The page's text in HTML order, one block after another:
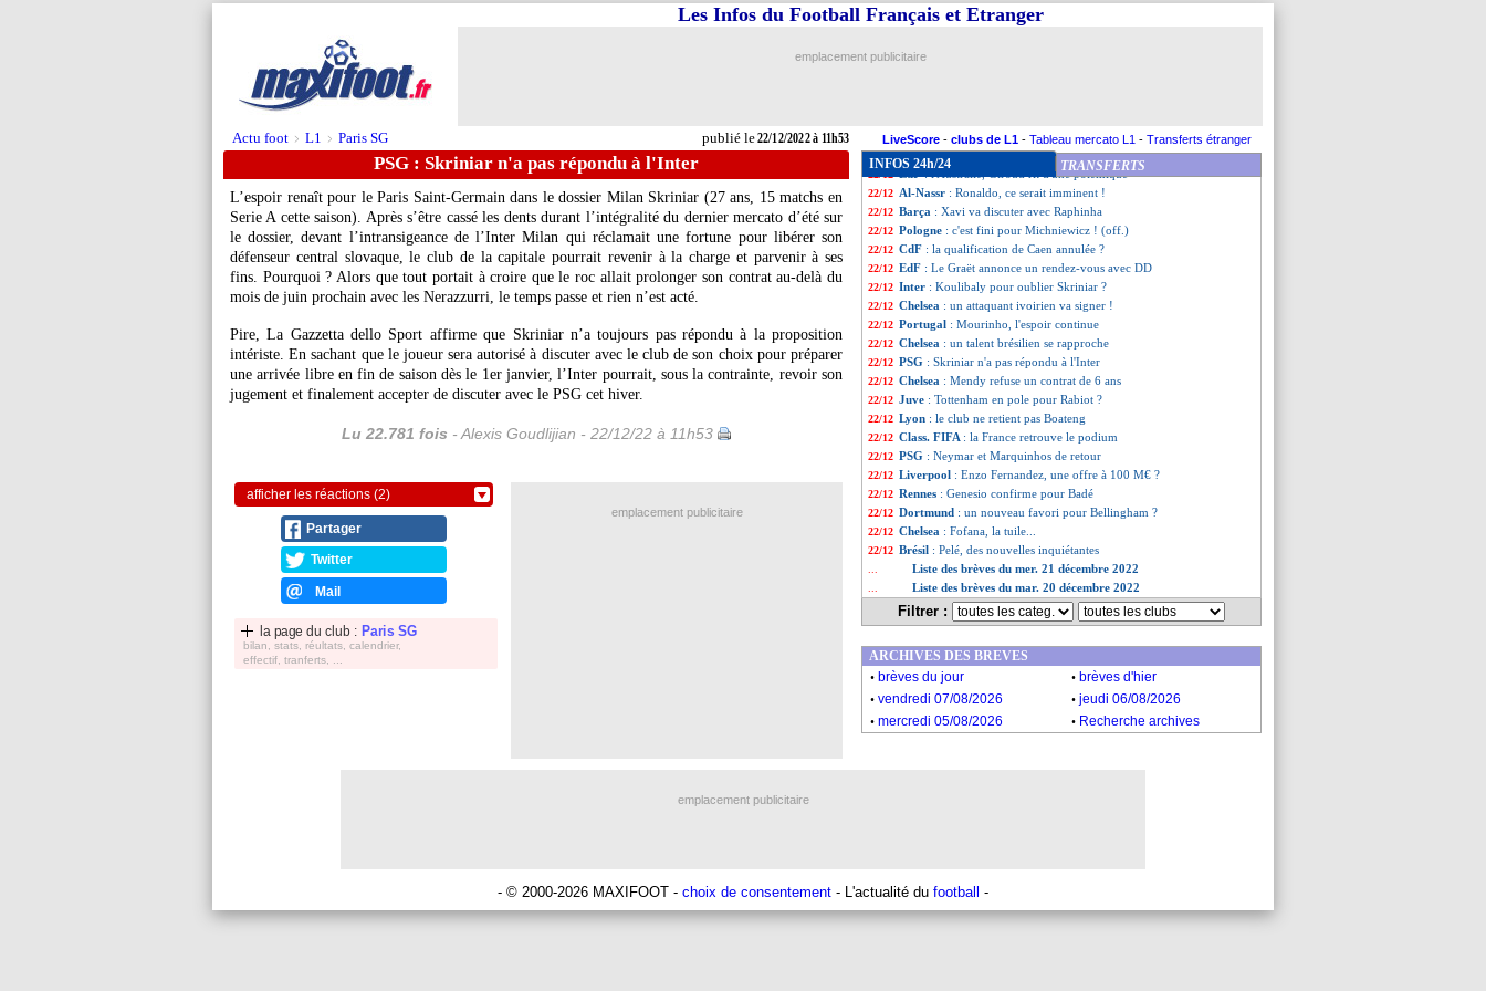
Actu foot > L1 > Paris SG publié le22/12/2022 à 11h53
Les Infos du Football Français et Etranger
emplacement publicitaire
LiveScore - clubs de L1 - Tableau mercato L1 - Transferts étranger
PSG : Skriniar n'a pas répondu à l'Inter
L’espoir renaît pour le Paris Saint-Germain dans le dossier Milan Skriniar (27 ans, 15 matchs en
Serie A cette saison). Après s’être cassé les dents durant l’intégralité du dernier mercato d’été sur
le dossier, devant l’intransigeance de l’Inter Milan qui réclamait une fortune pour libérer son
défenseur central slovaque, le club de la capitale pourrait revenir à la charge et parvenir à ses
fins. Pourquoi ? Alors que tout portait à croire que le roc allait prolonger son contrat au-delà du
mois de juin prochain avec les Nerazzurri, le temps passe et rien n’est acté.
Pire, La Gazzetta dello Sport affirme que Skriniar n’a toujours pas répondu à la proposition
intériste. En sachant que le joueur sera autorisé à discuter avec le club de son choix pour préparer
une arrivée libre en fin de saison dès le 1er janvier, l’Inter pourrait, sous la contrainte, revoir son
jugement et finalement accepter de discuter avec le PSG cet hiver.
Lu 22.781 fois - Alexis Goudlijian - 22/12/22 à 11h53
afficher les réactions (2)
Partager
Twitter
Mail
la page du club : Paris SG
bilan, stats, réultats, calendrier,
effectif, tranferts, ...
INFOS 24h/24 TRANSFERTS
22/12 Angers: Baticle licencié (officiel)
22/12 Newcastle: Thuram, l'appel de Saint-Maximin
22/12 Angers
22/12 Barça: Newcastle se lance pour Depay, mais...
22/12 Argentine: Boudjellal dézingue E. Martinez !
: l'Australie, Giroud rit d'une polémique
22/12 Al-Nassr : Ronaldo, ce serait imminent !
22/12 Barça : Xavi va discuter avec Raphinha
22/12 Pologne : c'est fini pour Michniewicz ! (off.)
22/12 CdF : la qualification de Caen annulée ?
22/12 EdF : Le Graët annonce un rendez-vous avec DD
22/12 Inter : Koulibaly pour oublier Skriniar ?
22/12 Chelsea : un attaquant ivoirien va signer !
22/12 Portugal : Mourinho, l'espoir continue
22/12 Chelsea : un talent brésilien se rapproche
22/12 PSG : Skriniar n'a pas répondu à l'Inter
22/12 Chelsea : Mendy refuse un contrat de 6 ans
22/12 Juve : Tottenham en pole pour Rabiot ?
22/12 Lyon : le club ne retient pas Boateng
22/12 Class. FIFA : la France retrouve le podium
22/12 PSG : Neymar et Marquinhos de retour
22/12 Liverpool : Enzo Fernandez, une offre à 100 M€ ?
22/12 Rennes : Genesio confirme pour Badé
22/12 Dortmund : un nouveau favori pour Bellingham ?
22/12 Chelsea : Fofana, la tuile...
22/12 Brésil : Pelé, des nouvelles inquiétantes
Liste des brèves du mer. 21 décembre 2022
Liste des brèves du mar. 20 décembre 2022
Filtrer :
emplacement publicitaire
ARCHIVES DES BREVES
. brèves du jour . brèves d'hier
. vendredi 07/08/2026 . jeudi 06/08/2026
. mercredi 05/08/2026 . Recherche archives
emplacement publicitaire
- © 2000-2026 MAXIFOOT - choix de consentement - L'actualité du football -